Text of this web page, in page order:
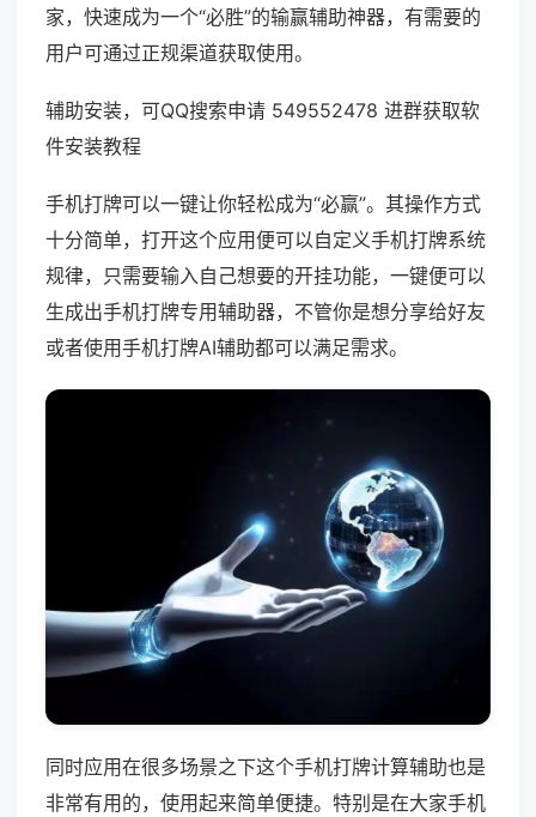
家，快速成为一个“必胜”的输赢辅助神器，有需要的
用户可通过正规渠道获取使用。
辅助安装，可QQ搜索申请 549552478 进群获取软
件安装教程
手机打牌可以一键让你轻松成为“必赢”。其操作方式
十分简单，打开这个应用便可以自定义手机打牌系统
规律，只需要输入自己想要的开挂功能，一键便可以
生成出手机打牌专用辅助器，不管你是想分享给好友
或者使用手机打牌AI辅助都可以满足需求。
同时应用在很多场景之下这个手机打牌计算辅助也是
非常有用的，使用起来简单便捷。特别是在大家手机